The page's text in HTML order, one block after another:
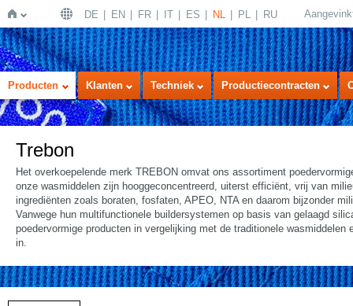
Home
DE EN FR IT ES NL PL RU
Producten Klanten Techniek Productiecontracten
Trebon
Het overkoepelende merk TREBON omvat ons assortiment
onze wasmiddelen zijn hooggeconcentreerd, uiterst efficiënt, vrij van
ingrediënten zoals boraten, fosfaten, APEO, NTA en daarom bijzonder
Vanwege hun multifunctionele buildersystemen op basis van gelaagd
poedervormige producten in vergelijking met de traditionele wasmiddelen
in.